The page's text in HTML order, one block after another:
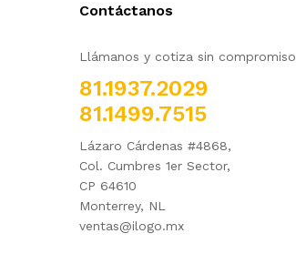
Contáctanos
Llámanos y cotiza sin compromiso
81.1937.2029
81.1499.7515
Lázaro Cárdenas #4868,
Col. Cumbres 1er Sector,
CP 64610
Monterrey, NL
ventas@ilogo.mx